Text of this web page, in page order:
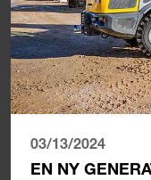
03/13/2024
EN NY